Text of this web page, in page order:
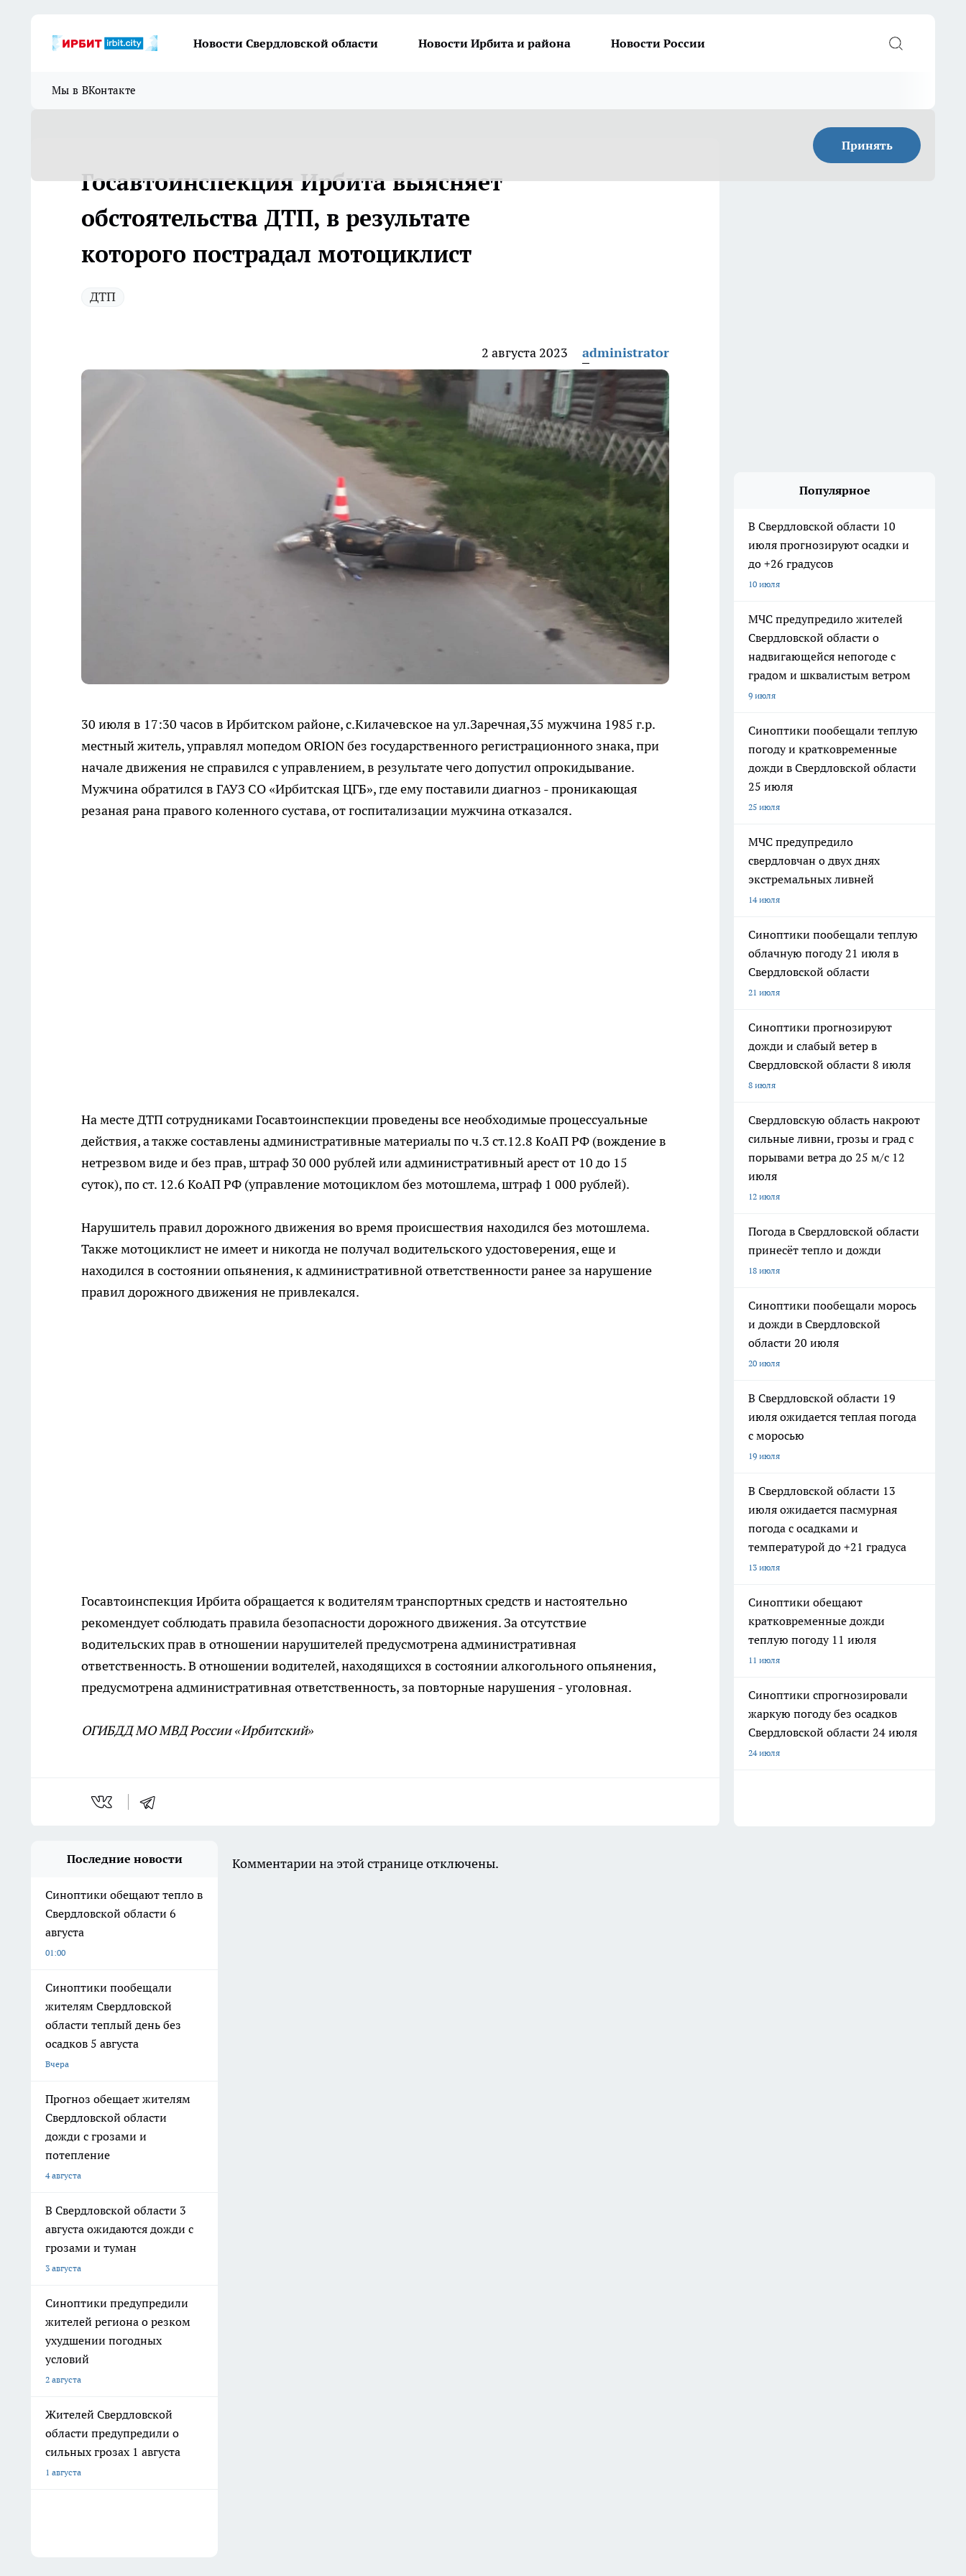
Новости Свердловской области Новости Ирбита и района Новости России
Мы в ВКонтакте
Принять
Госавтоинспекция Ирбита выясняет
обстоятельства ДТП, в результате
которого пострадал мотоциклист
ДТП
2 августа 2023 administrator
30 июля в 17:30 часов в Ирбитском районе, с.Килачевское на ул.Заречная,35 мужчина 1985 г.р.
местный житель, управлял мопедом ORION без государственного регистрационного знака, при
начале движения не справился с управлением, в результате чего допустил опрокидывание.
Мужчина обратился в ГАУЗ СО «Ирбитская ЦГБ», где ему поставили диагноз - проникающая
резаная рана правого коленного сустава, от госпитализации мужчина отказался.
На месте ДТП сотрудниками Госавтоинспекции проведены все необходимые процессуальные
действия, а также составлены административные материалы по ч.3 ст.12.8 КоАП РФ (вождение в
нетрезвом виде и без прав, штраф 30 000 рублей или административный арест от 10 до 15
суток), по ст. 12.6 КоАП РФ (управление мотоциклом без мотошлема, штраф 1 000 рублей).
Нарушитель правил дорожного движения во время происшествия находился без мотошлема.
Также мотоциклист не имеет и никогда не получал водительского удостоверения, еще и
находился в состоянии опьянения, к административной ответственности ранее за нарушение
правил дорожного движения не привлекался.
Госавтоинспекция Ирбита обращается к водителям транспортных средств и настоятельно
рекомендует соблюдать правила безопасности дорожного движения. За отсутствие
водительских прав в отношении нарушителей предусмотрена административная
ответственность. В отношении водителей, находящихся в состоянии алкогольного опьянения,
предусмотрена административная ответственность, за повторные нарушения - уголовная.
ОГИБДД МО МВД России «Ирбитский»
Популярное
В Свердловской области 10
июля прогнозируют осадки и
до +26 градусов
10 июля
МЧС предупредило жителей
Свердловской области о
надвигающейся непогоде с
градом и шквалистым ветром
9 июля
Синоптики пообещали теплую
погоду и кратковременные
дожди в Свердловской области
25 июля
25 июля
МЧС предупредило
свердловчан о двух днях
экстремальных ливней
14 июля
Синоптики пообещали теплую
облачную погоду 21 июля в
Свердловской области
21 июля
Синоптики прогнозируют
дожди и слабый ветер в
Свердловской области 8 июля
8 июля
Свердловскую область накроют
сильные ливни, грозы и град с
порывами ветра до 25 м/с 12
июля
12 июля
Погода в Свердловской области
принесёт тепло и дожди
18 июля
Синоптики пообещали морось
и дожди в Свердловской
области 20 июля
20 июля
В Свердловской области 19
июля ожидается теплая погода
с моросью
19 июля
В Свердловской области 13
июля ожидается пасмурная
погода с осадками и
температурой до +21 градуса
13 июля
Синоптики обещают
кратковременные дожди
теплую погоду 11 июля
11 июля
Синоптики спрогнозировали
жаркую погоду без осадков
Свердловской области 24 июля
24 июля
Последние новости
Синоптики обещают тепло в
Свердловской области 6
августа
01:00
Синоптики пообещали
жителям Свердловской
области теплый день без
осадков 5 августа
Вчера
Прогноз обещает жителям
Свердловской области
дожди с грозами и
потепление
4 августа
В Свердловской области 3
августа ожидаются дожди с
грозами и туман
3 августа
Синоптики предупредили
жителей региона о резком
ухудшении погодных
условий
2 августа
Жителей Свердловской
области предупредили о
сильных грозах 1 августа
1 августа
Комментарии на этой странице отключены.